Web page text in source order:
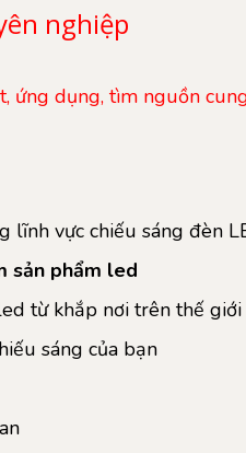
nghiệp
ứng dụng, tìm nguồn
lĩnh vực chiếu sáng đèn
sản phẩm led
từ khắp nơi trên thế giới
sáng của bạn